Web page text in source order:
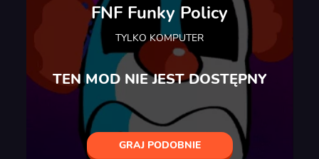
FNF Funky Policy
TYLKO KOMPUTER
TEN MOD NIE JEST DOSTĘPNY
GRAJ PODOBNIE